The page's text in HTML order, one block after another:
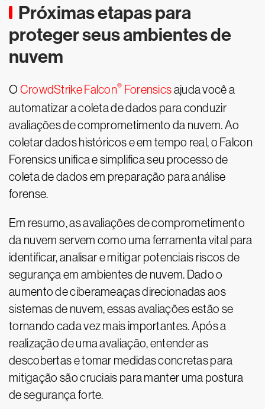
Próximas etapas para
proteger seus ambientes de
nuvem
O CrowdStrike Falcon® Forensicsajuda você a
automatizar a coleta de dados para conduzir
avaliações de comprometimento da nuvem. Ao
coletar dados históricos e em tempo real, o Falcon
Forensics unifica e simplifica seu processo de
coleta de dados em preparação para análise
forense.
Em resumo, as avaliações de comprometimento
da nuvem servem como uma ferramenta vital para
identificar, analisar e mitigar potenciais riscos de
segurança em ambientes de nuvem. Dado o
aumento de ciberameaças direcionadas aos
sistemas de nuvem, essas avaliações estão se
tornando cada vez mais importantes. Após a
realização de uma avaliação, entender as
descobertas e tomar medidas concretas para
mitigação são cruciais para manter uma postura
de segurança forte.